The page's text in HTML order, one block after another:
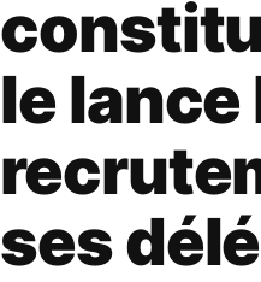
le lance
ses